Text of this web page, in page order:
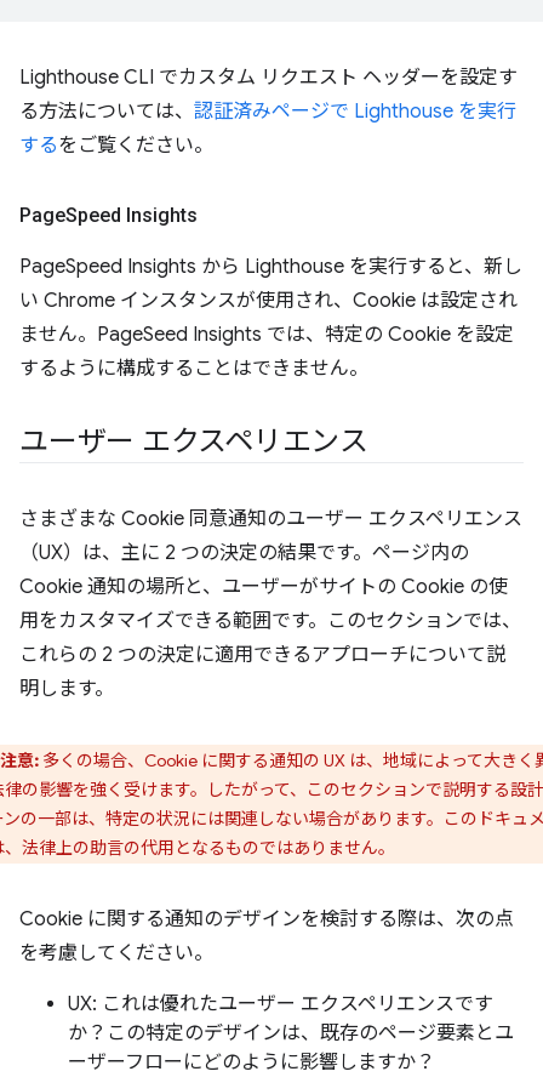
Lighthouse CLI でカスタム リクエスト ヘッダーを設定す
る方法については、 認証済みページで Lighthouse を実行
するをご覧ください。
PageSpeed Insights
PageSpeed Insights から Lighthouse を実行すると、新し
い Chrome インスタンスが使用され、Cookie は設定され
ません。PageSeed Insights では、特定の Cookie を設定
するように構成することはできません。
ユーザー エクスペリエンス
さまざまな Cookie 同意通知のユーザー エクスペリエンス
（UX）は、主に 2 つの決定の結果です。ページ内の
Cookie 通知の場所と、ユーザーがサイトの Cookie の使
用をカスタマイズできる範囲です。このセクションでは、
これらの 2 つの決定に適用できるアプローチについて説
明します。
注意: 多くの場合、Cookie に関する通知の UX は、地域によって大きく
律の影響を強く受けます。したがって、このセクションで説明する設
ンの一部は、特定の状況には関連しない場合があります。このドキュ
法律上の助言の代用となるものではありません。
Cookie に関する通知のデザインを検討する際は、次の点
を考慮してください。
UX: これは優れたユーザー エクスペリエンスです
か？この特定のデザインは、既存のページ要素とユ
ーザーフローにどのように影響しますか？